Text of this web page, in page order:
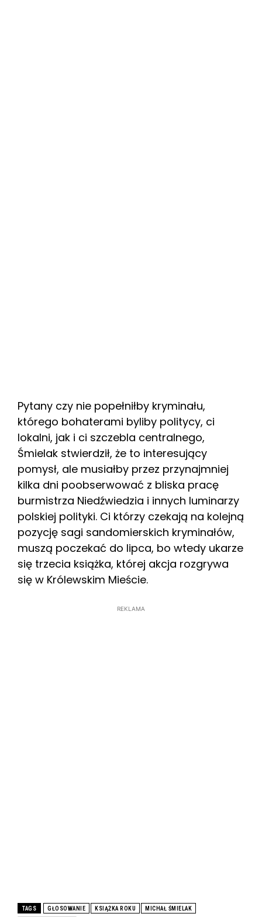
Pytany czy nie popełniłby kryminału,
którego bohaterami byliby politycy, ci
lokalni, jak i ci szczebla centralnego,
Śmielak stwierdził, że to interesujący
pomysł, ale musiałby przez przynajmniej
kilka dni poobserwować z bliska pracę
burmistrza Niedźwiedzia i innych luminarzy
polskiej polityki. Ci którzy czekają na kolejną
pozycję sagi sandomierskich kryminałów,
muszą poczekać do lipca, bo wtedy ukarze
się trzecia książka, której akcja rozgrywa
się w Królewskim Mieście.
REKLAMA
TAGS GŁOSOWANIE KSIĄŻKA ROKU MICHAŁ ŚMIELAK